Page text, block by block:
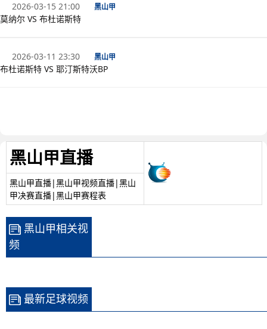
2026-03-15 21:00 黑山甲
莫纳尔 VS 布杜诺斯特
2026-03-11 23:30 黑山甲
布杜诺斯特 VS 耶汀斯特沃BP
黑山甲直播
黑山甲直播|黑山甲视频直播|黑山
甲决赛直播|黑山甲赛程表
黑山甲相关视
频
最新足球视频